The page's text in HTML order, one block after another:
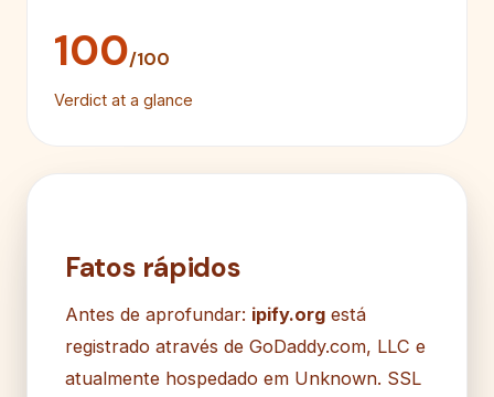
100/100
Verdict at a glance
Fatos rápidos
Antes de aprofundar: ipify.org está
registrado através de GoDaddy.com, LLC e
atualmente hospedado em Unknown. SSL